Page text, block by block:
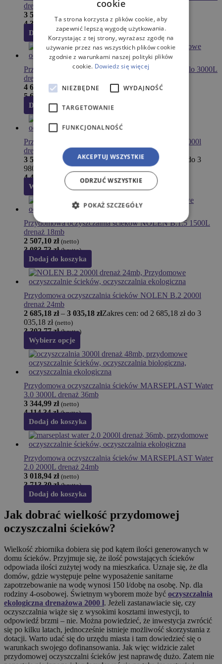
drenaż 24mb
3 560,00
4 378,80 zł
Dodaj do koszyka
Przydomowa oczyszczalnia ścieków METRIA OGFlo 3000L
drenaż 36mb
4 600,00zł (netto)
5 658,00
Dodaj do koszyka
Przydomowa oczyszczalnia ścieków NOLEN B.4 4000l
drenaż 72mb
3 580,04
– 3 980,04zł Zakres cen: od 3 580,04 zł do 3
980,04 zł
(netto)
4 403,45 (brutto)
Wybierz opcje
Przydomowa oczyszczalnia ścieków NOLEN B.1.5 1500L
drenaż 18mb
2 507,10 zł (netto)
3 083,73zł (brutto)
Dodaj do koszyka
Przydomowa oczyszczalnia ścieków NOLEN B.2 2000l
drenaż 24mb
2 685,18 zł – 3 035,18 złZakres cen: od 2 685,18 zł do 3
035,18 zł (netto)
3 302,77zł (brutto)
Wybierz opcje
Przydomowa oczyszczalnia ścieków MARSEPLAST Water
3.0 3000L drenaż 36mb
3 344,99 zł (netto)
4 114,34zł (brutto)
Dodaj do koszyka
Przydomowa oczyszczalnia ścieków MARSEPLAST Water
2.0 2000L drenaż 24mb
3 018,94 zł (netto)
3 713,30zł (brutto)
Dodaj do koszyka
Jak dobrać wielkość przydomowej
oczyszczalni ścieków?
Wielkość zbiornika dobiera się pod kątem ilości generowanych w
domu ścieków. Przyjmuje się, że ilość powstających ścieków
odpowiada ilości zużytej wody na mieszkańca. Uznaje się, że dla
domów, gdzie występuje pełne wyposażenie sanitarne
zapotrzebowanie na wodę wynosi 150 l/dobę na osobę. Np. dla
rodziny 4-osobowej. Świetnym wyborem może być oczyszczalnia
ekologiczna drenażowa 2000 l. Jeżeli zastanawiacie się, czy
oczyszczalnia wiąże się z wysokimi kosztami inwestycji, to
odpowiedź brzmi – nie. Można powiedzieć, że inwestycja zwrócić
się po kilku latach, jednocześnie istnieje możliwość skorzystania z
dotacji. Warto udać się do urzędu miasta i tam dowiedzieć się o
warunkach swojego dofinansowania. Jak więc widzicie zalet
przydomowej oczyszczalni ścieków jest naprawdę dużo. Zatem nie
cookie
Ta strona korzysta z plików cookie, aby
zapewnić lepszą wygodę użytkowania.
Korzystając z tej strony, wyrażasz zgodę na
używanie przez nas wszystkich plików cookie
zgodnie z warunkami naszej polityki plików
cookie. Dowiedz się więcej
NIEZBĘDNE WYDAJNOŚĆ
TARGETOWANIE
FUNKCJONALNOŚĆ
AKCEPTUJ WSZYSTKIE
ODRZUĆ WSZYSTKIE
POKAŻ SZCZEGÓŁY